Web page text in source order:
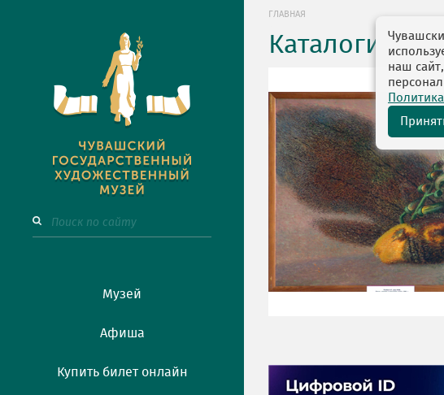
Музей
Афиша
Купить билет онлайн
ГЛАВНАЯ
Каталоги
наш